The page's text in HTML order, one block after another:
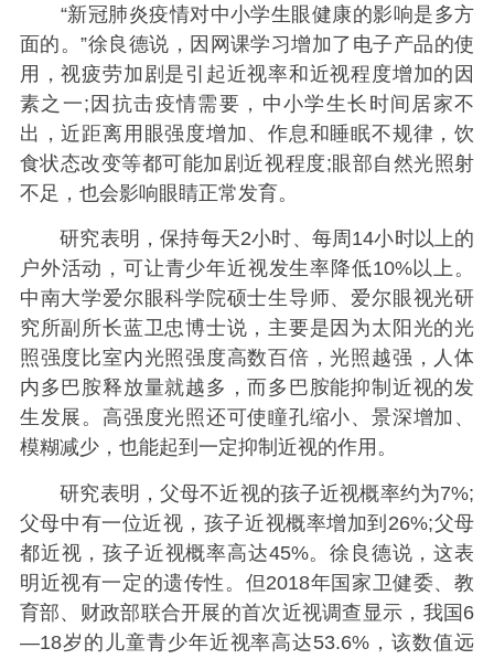
“新冠肺炎疫情对中小学生眼健康的影响是多方
面的。”徐良德说，因网课学习增加了电子产品的使
用，视疲劳加剧是引起近视率和近视程度增加的因
素之一;因抗击疫情需要，中小学生长时间居家不
出，近距离用眼强度增加、作息和睡眠不规律，饮
食状态改变等都可能加剧近视程度;眼部自然光照射
不足，也会影响眼睛正常发育。
研究表明，保持每天2小时、每周14小时以上的
户外活动，可让青少年近视发生率降低10%以上。
中南大学爱尔眼科学院硕士生导师、爱尔眼视光研
究所副所长蓝卫忠博士说，主要是因为太阳光的光
照强度比室内光照强度高数百倍，光照越强，人体
内多巴胺释放量就越多，而多巴胺能抑制近视的发
生发展。高强度光照还可使瞳孔缩小、景深增加、
模糊减少，也能起到一定抑制近视的作用。
研究表明，父母不近视的孩子近视概率约为7%;
父母中有一位近视，孩子近视概率增加到26%;父母
都近视，孩子近视概率高达45%。徐良德说，这表
明近视有一定的遗传性。但2018年国家卫健委、教
育部、财政部联合开展的首次近视调查显示，我国6
—18岁的儿童青少年近视率高达53.6%，该数值远